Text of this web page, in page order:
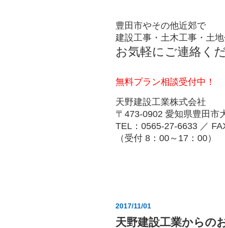
豊田市やその他近郊で
建設工事・土木工事・土
お気軽にご連絡く
無料プラン相談受付中！
天野建設工業株式会社
〒473-0902 愛知県豊田市
TEL：0565-27-6633 ／
（受付 8：00～17：00）
2017/11/01
天野建設工業からの